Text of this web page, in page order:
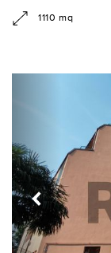
1110 mq